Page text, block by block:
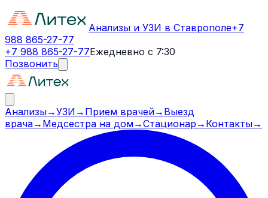
Анализы и УЗИ в Ставрополе+7
988 865-27-77
+7 988 865-27-77Ежедневно с 7:30
Позвонить
Анализы→УЗИ → Прием врачей→ Выезд
врача→ Медсестра на дом→Стационар → Контакты→